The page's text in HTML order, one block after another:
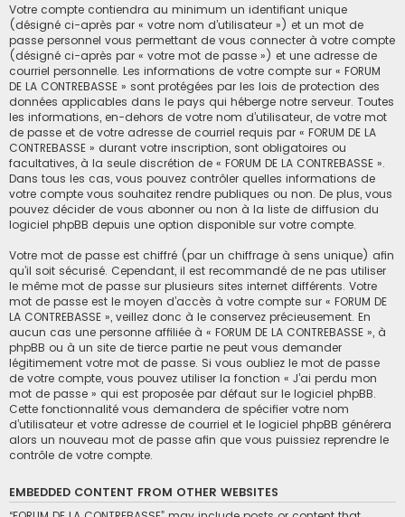
Votre compte contiendra au minimum un identifiant unique
(désigné ci-après par « votre nom d’utilisateur ») et un mot de
passe personnel vous permettant de vous connecter à votre compte
(désigné ci-après par « votre mot de passe ») et une adresse de
courriel personnelle. Les informations de votre compte sur « FORUM
DE LA CONTREBASSE » sont protégées par les lois de protection des
données applicables dans le pays qui héberge notre serveur. Toutes
les informations, en-dehors de votre nom d’utilisateur, de votre mot
de passe et de votre adresse de courriel requis par « FORUM DE LA
CONTREBASSE » durant votre inscription, sont obligatoires ou
facultatives, à la seule discrétion de « FORUM DE LA CONTREBASSE ».
Dans tous les cas, vous pouvez contrôler quelles informations de
votre compte vous souhaitez rendre publiques ou non. De plus, vous
pouvez décider de vous abonner ou non à la liste de diffusion du
logiciel phpBB depuis une option disponible sur votre compte.
Votre mot de passe est chiffré (par un chiffrage à sens unique) afin
qu’il soit sécurisé. Cependant, il est recommandé de ne pas utiliser
le même mot de passe sur plusieurs sites internet différents. Votre
mot de passe est le moyen d’accès à votre compte sur « FORUM DE
LA CONTREBASSE », veillez donc à le conservez précieusement. En
aucun cas une personne affiliée à « FORUM DE LA CONTREBASSE », à
phpBB ou à un site de tierce partie ne peut vous demander
légitimement votre mot de passe. Si vous oubliez le mot de passe
de votre compte, vous pouvez utiliser la fonction « J’ai perdu mon
mot de passe » qui est proposée par défaut sur le logiciel phpBB.
Cette fonctionnalité vous demandera de spécifier votre nom
d’utilisateur et votre adresse de courriel et le logiciel phpBB générera
alors un nouveau mot de passe afin que vous puissiez reprendre le
contrôle de votre compte.
EMBEDDED CONTENT FROM OTHER WEBSITES